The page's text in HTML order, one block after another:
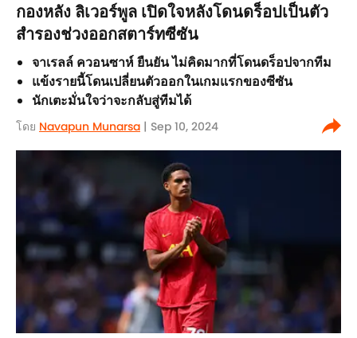
กองหลัง ลิเวอร์พูล เปิดใจหลังโดนดร็อปเป็นตัว
สำรองช่วงออกสตาร์ทซีซัน
จาเรลล์ ควอนซาห์ ยืนยัน ไม่คิดมากที่โดนดร็อปจากทีม
แข้งรายนี้โดนเปลี่ยนตัวออกในเกมแรกของซีซัน
นักเตะมั่นใจว่าจะกลับสู่ทีมได้
โดย Navapun Munarsa | Sep 10, 2024